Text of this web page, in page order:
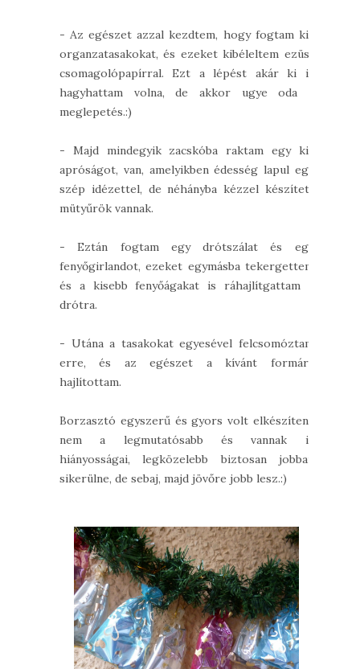
- Az egészet azzal kezdtem, hogy fogtam kis
organzatasakokat, és ezeket kibéleltem ezüst
csomagolópapírral. Ezt a lépést akár ki is
hagyhattam volna, de akkor ugye oda a
meglepetés.:)
- Majd mindegyik zacskóba raktam egy kis
apróságot, van, amelyikben édesség lapul egy
szép idézettel, de néhányba kézzel készített
mütyűrök vannak.
- Eztán fogtam egy drótszálat és egy
fenyőgirlandot, ezeket egymásba tekergettem
és a kisebb fenyőágakat is ráhajlítgattam a
drótra.
- Utána a tasakokat egyesével felcsomóztam
erre, és az egészet a kívánt formára
hajlítottam.
Borzasztó egyszerű és gyors volt elkészíteni,
nem a legmutatósabb és vannak is
hiányosságai, legközelebb biztosan jobban
sikerülne, de sebaj, majd jövőre jobb lesz.:)